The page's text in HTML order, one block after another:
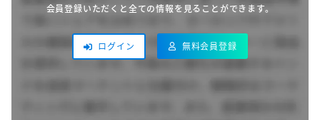
やゼネコン・サブコンをトータルにマネジメントする、プロジ
ェクトマネジメント業務がメインです。関係者との調整業務を
行い、品質・コスト・工程・安全・環境をマネジメントしま
会員登録いただくと全ての情報を見ることができます。
ログイン 無料会員登録